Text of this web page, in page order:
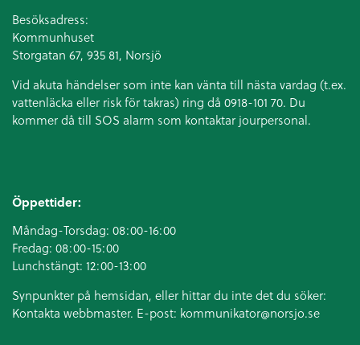
Besöksadress:
Kommunhuset
Storgatan 67, 935 81, Norsjö
Vid akuta händelser som inte kan vänta till nästa vardag (t.ex.
vattenläcka eller risk för takras) ring då 0918-101 70. Du
kommer då till SOS alarm som kontaktar jourpersonal.
Öppettider:
Måndag-Torsdag: 08:00-16:00
Fredag: 08:00-15:00
Lunchstängt: 12:00-13:00
Synpunkter på hemsidan, eller hittar du inte det du söker:
Kontakta webbmaster. E-post: kommunikator@norsjo.se